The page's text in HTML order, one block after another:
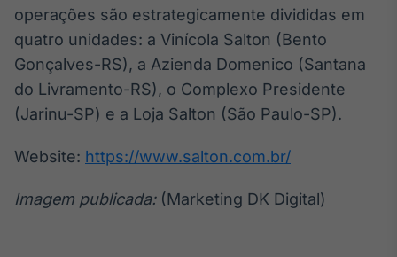
operações são estrategicamente divididas em
quatro unidades: a Vinícola Salton (Bento
Gonçalves-RS), a Azienda Domenico (Santana
do Livramento-RS), o Complexo Presidente
(Jarinu-SP) e a Loja Salton (São Paulo-SP).
Website: https://www.salton.com.br/
Imagem publicada:(Marketing DK Digital)